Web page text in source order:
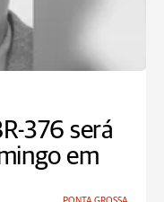
376 será
em